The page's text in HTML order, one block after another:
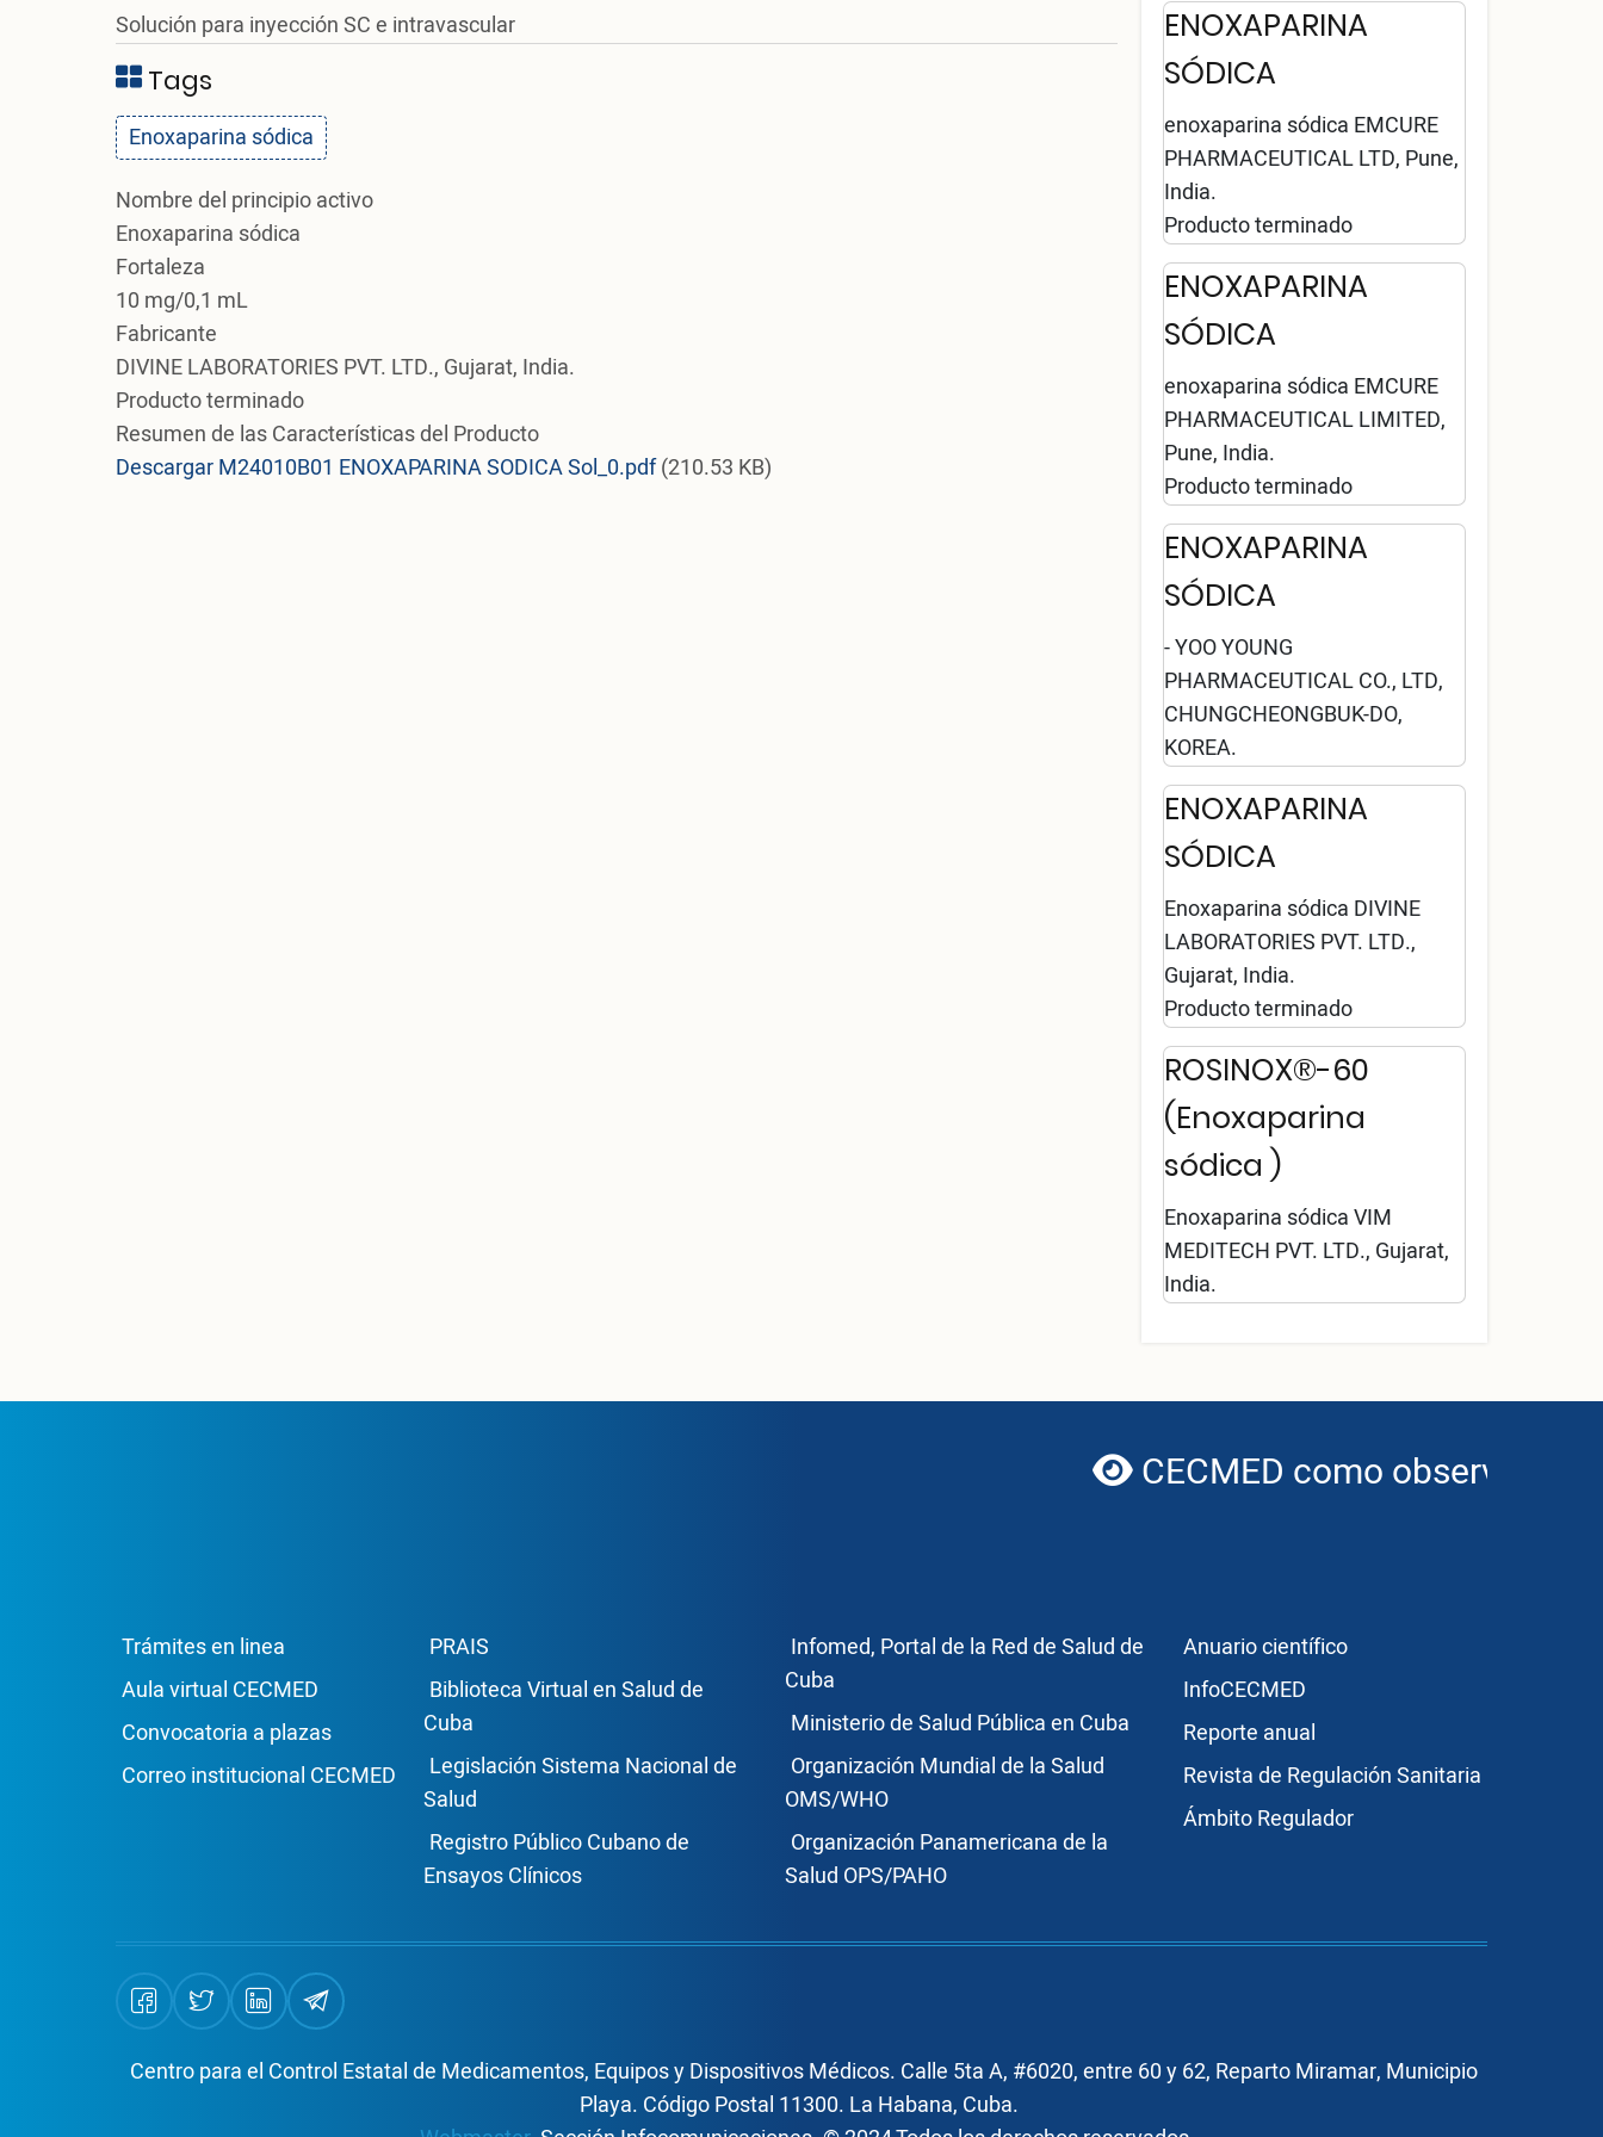
Solución para inyección SC e intravascular
Tags
Enoxaparina sódica
Nombre del principio activo
Enoxaparina sódica
Fortaleza
10 mg/0,1 mL
Fabricante
DIVINE LABORATORIES PVT. LTD., Gujarat, India.
Producto terminado
Resumen de las Características del Producto
Descargar M24010B01 ENOXAPARINA SODICA Sol_0.pdf(210.53 KB)
ENOXAPARINA
SÓDICA
enoxaparina sódica EMCURE
PHARMACEUTICAL LTD, Pune,
India.
Producto terminado
ENOXAPARINA
SÓDICA
enoxaparina sódica EMCURE
PHARMACEUTICAL LIMITED,
Pune, India.
Producto terminado
ENOXAPARINA
SÓDICA
- YOO YOUNG
PHARMACEUTICAL CO., LTD,
CHUNGCHEONGBUK-DO,
KOREA.
ENOXAPARINA
SÓDICA
Enoxaparina sódica DIVINE
LABORATORIES PVT. LTD.,
Gujarat, India.
Producto terminado
ROSINOX®-60
(Enoxaparina
sódica )
Enoxaparina sódica VIM
MEDITECH PVT. LTD., Gujarat,
India.
globe
CECMED como observador de
Enlace Footer1
Trámites en linea
Aula virtual CECMED
Convocatoria a plazas
Correo institucional CECMED
Enlace Footer2
PRAIS
Biblioteca Virtual en Salud de
Cuba
Legislación Sistema Nacional de
Salud
Registro Público Cubano de
Ensayos Clínicos
Enlace Footer3
Infomed, Portal de la Red de Salud de
Cuba
Ministerio de Salud Pública en Cuba
Organización Mundial de la Salud
OMS/WHO
Organización Panamericana de la
Salud OPS/PAHO
Publicaciones
Anuario científico
InfoCECMED
Reporte anual
Revista de Regulación Sanitaria
Ámbito Regulador
Centro para el Control Estatal de Medicamentos, Equipos y Dispositivos Médicos. Calle 5ta A, #6020, entre 60 y 62, Reparto Miramar, Municipio
Playa. Código Postal 11300. La Habana, Cuba.